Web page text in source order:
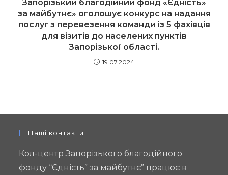
Запорізький благодійний фонд «Єдність»
за майбутнє» оголошує конкурс на надання
послуг з перевезення команди із 5 фахівців
для візитів до населених пунктів
Запорізької області.
19.07.2024
Наші контакти
Кол-центр Запорізького благодійного
фонду “Єдність” за майбутнє” працює в